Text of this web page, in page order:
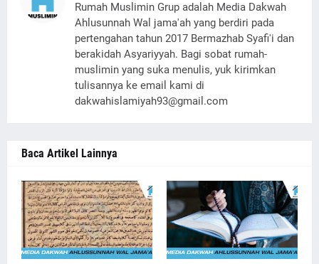
Rumah Muslimin Grup adalah Media Dakwah
Ahlusunnah Wal jama'ah yang berdiri pada
pertengahan tahun 2017 Bermazhab Syafi'i dan
berakidah Asyariyyah. Bagi sobat rumah-
muslimin yang suka menulis, yuk kirimkan
tulisannya ke email kami di
dakwahislamiyah93@gmail.com
Baca Artikel Lainnya